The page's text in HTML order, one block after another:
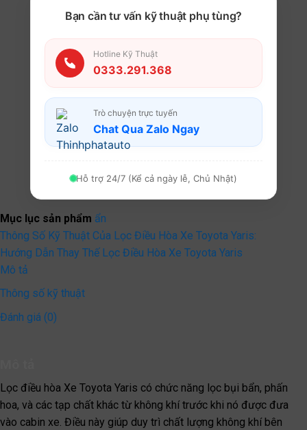
Bạn cần tư vấn kỹ thuật phụ tùng?
Hotline Kỹ Thuật
0333.291.368
Trò chuyện trực tuyến
Chat Qua Zalo Ngay
Hỗ trợ 24/7 (Kể cả ngày lễ, Chủ Nhật)
Mục lục sản phẩm ẩn
Thông Số Kỹ Thuật Của Lọc Điều Hòa Xe Toyota Yaris:
Hướng Dẫn Thay Thế Lọc Điều Hòa Xe Toyota Yaris
Mô tả
Thông số kỹ thuật
Đánh giá (0)
Lọc điều hòa Xe Toyota Yaris có chức năng lọc bụi bẩn, phấn
hoa, và các tạp chất khác từ không khí trước khi nó được đưa
vào cabin xe. Điều này giúp duy trì chất lượng không khí bên